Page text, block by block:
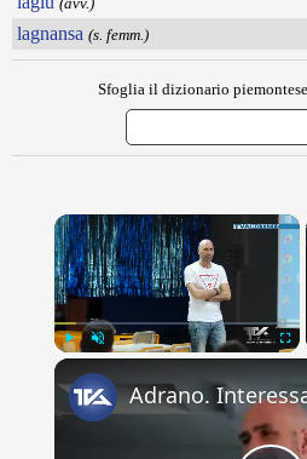
lagnansa (s. femm.)
Sfoglia il dizionario
×